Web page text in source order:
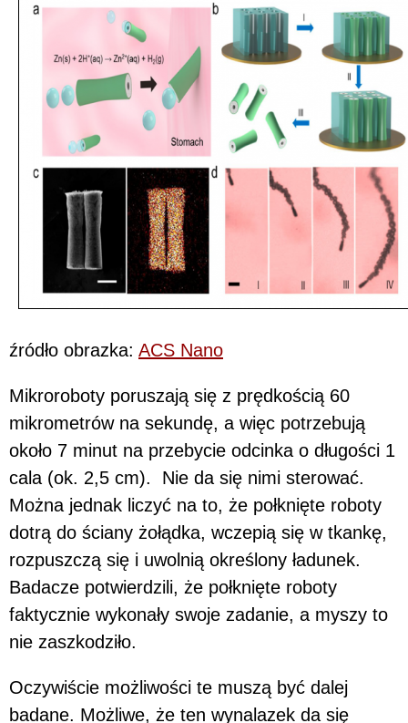
źródło obrazka: ACS Nano
Mikroroboty poruszają się z prędkością 60
mikrometrów na sekundę, a więc potrzebują
około 7 minut na przebycie odcinka o długości 1
cala (ok. 2,5 cm). Nie da się nimi sterować.
Można jednak liczyć na to, że połknięte roboty
dotrą do ściany żołądka, wczepią się w tkankę,
rozpuszczą się i uwolnią określony ładunek.
Badacze potwierdzili, że połknięte roboty
faktycznie wykonały swoje zadanie, a myszy to
nie zaszkodziło.
Oczywiście możliwości te muszą być dalej
badane. Możliwe, że ten wynalazek da się